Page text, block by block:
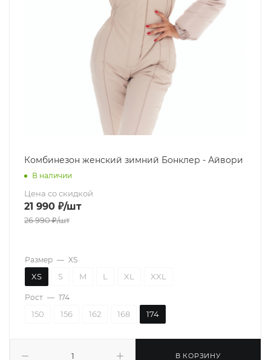
Комбинезон женский зимний Бонклер - Айвори
В наличии
Цена со скидкой
21 990 ₽/шт
26 990₽/шт
В КОРЗИНУ
Размер — XS
XS S M L XL XXL
Рост — 174
150 156 162 168 174